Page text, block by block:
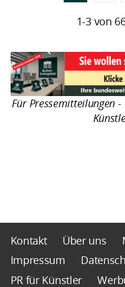
1-3 von
Für Pressemitteilungen
Kontakt Über uns
Impressum
PR für Künstler